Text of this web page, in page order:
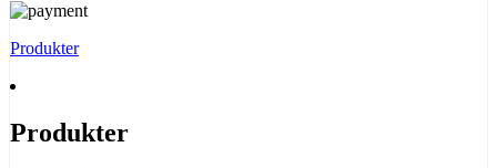
Produkter
Produkter